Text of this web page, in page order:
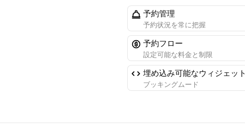
予約管理
予約状況を常に把握
予約フロー
設定可能な料金と制限
埋め込み可能なウィジェット
ブッキングムード